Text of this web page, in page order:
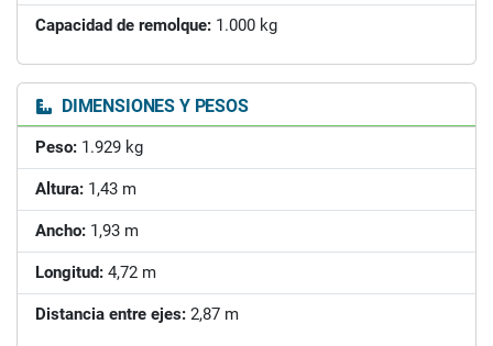
Capacidad de remolque: 1.000 kg
DIMENSIONES Y PESOS
Peso: 1.929 kg
Altura: 1,43 m
Ancho: 1,93 m
Longitud: 4,72 m
Distancia entre ejes: 2,87 m